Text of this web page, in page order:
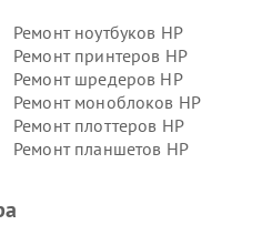
Ремонт ноутбуков HP
Ремонт принтеров HP
Ремонт шредеров HP
Ремонт моноблоков HP
Ремонт плоттеров HP
Ремонт планшетов HP